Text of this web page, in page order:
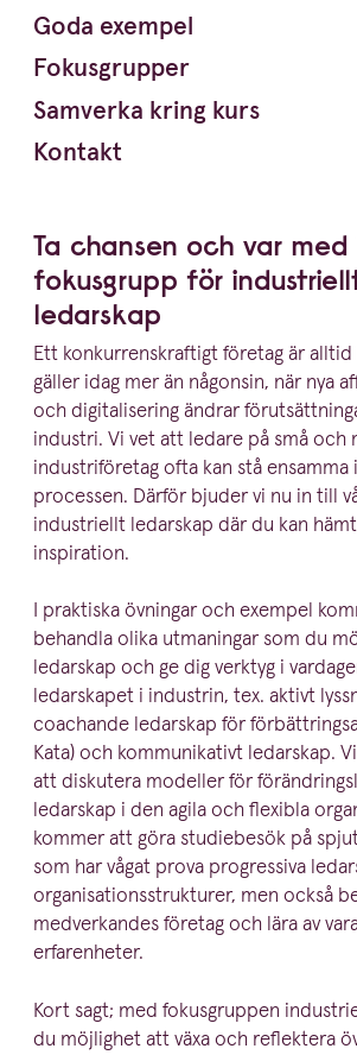
Goda exempel
Fokusgrupper
Samverka kring kurs
Kontakt
Ta chansen och var med
fokusgrupp för
ledarskap
Ett konkur­rens­kraftigt företag är
gäller idag mer än någonsin, när nya
och digita­li­sering ändrar
industri. Vi vet att ledare på små och
industri­fö­retag ofta kan stå ensamma
processen. Därför bjuder vi nu in till
indust­riellt ledarskap där du kan
inspiration.
I praktiska övningar och exempel
behandla olika utmaningar som du
ledarskap och ge dig verktyg i
ledarskapet i industrin, tex. aktivt
coachande ledarskap för
Kata) och kommu­ni­kativt ledarskap.
att diskutera modeller för
ledarskap i den agila och flexibla
kommer att göra studiebesök på
som har vågat prova progressiva
organi­sa­tions­struk­turer, men också
medver­kandes företag och lära av
erfarenheter.
Kort sagt; med fokus­gruppen
du möjlighet att växa och reflektera